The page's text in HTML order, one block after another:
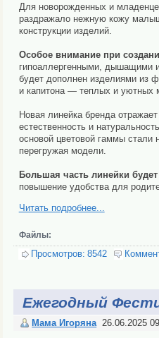
Для новорожденных и
раздражало нежную кожу
конструкции изделий.
Особое внимание при
гипоаллергенными, дышащими
будет дополнен изделиями из
и капитона — теплых и уютных
Новая линейка бренда
естественность и
основой цветовой гаммы стали
перегружая модели.
Большая часть линейки
повышение удобства для
Читать подробнее...
Файлы:
Просмотров: 8542
Ежегодный
Мама Игоряна 26.06.2025